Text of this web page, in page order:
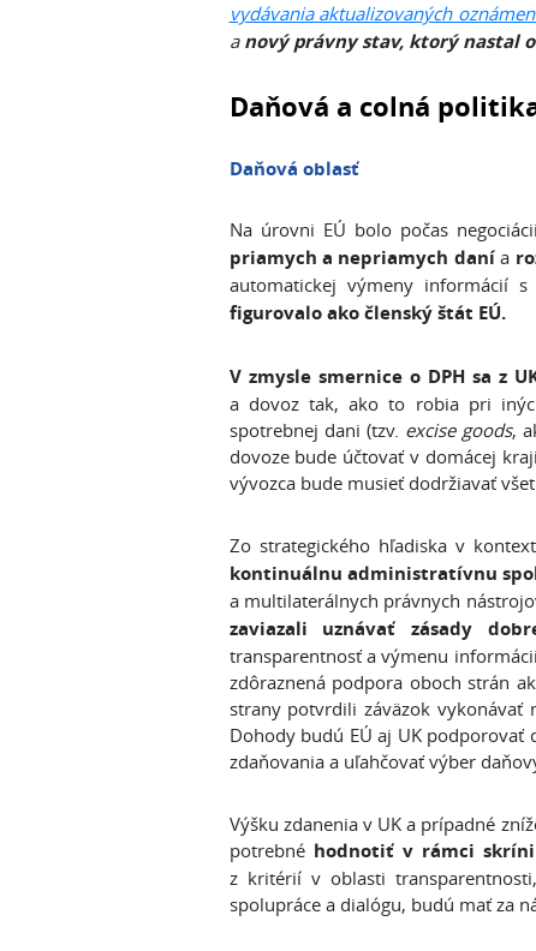
vydávania aktualizovaných
a nový právny stav, ktorý nastal
Daňová a colná
Daňová oblasť
Na úrovni EÚ bolo počas
priamych a nepriamych danía
automatickej výmeny informácií
figurovalo ako členský štát EÚ.
V zmysle smernice o DPH sa z
a dovoz tak, ako to robia pri
spotrebnej dani (tzv. excise goods,
dovoze bude účtovať v domácej
vývozca bude musieť dodržiavať
Zo strategického hľadiska v
kontinuálnu administratívnu
a multilaterálnych právnych
zaviazali uznávaťzásady
transparentnosť a výmenu
zdôraznená podpora oboch strán
strany potvrdili záväzok vykonávať
Dohody budú EÚ aj UK
zdaňovania a uľahčovať výber
Výšku zdanenia v UK a prípadné
potrebné hodnotiť v rámci
z kritérií v oblasti
spolupráce a dialógu, budú mať za